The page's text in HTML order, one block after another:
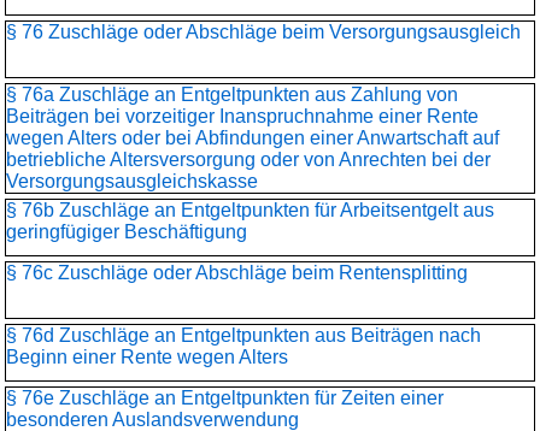
§ 76 Zuschläge oder Abschläge beim Versorgungsausgleich
§ 76a Zuschläge an Entgeltpunkten aus Zahlung von
Beiträgen bei vorzeitiger Inanspruchnahme einer Rente
wegen Alters oder bei Abfindungen einer Anwartschaft auf
betriebliche Altersversorgung oder von Anrechten bei der
Versorgungsausgleichskasse
§ 76b Zuschläge an Entgeltpunkten für Arbeitsentgelt aus
geringfügiger Beschäftigung
§ 76c Zuschläge oder Abschläge beim Rentensplitting
§ 76d Zuschläge an Entgeltpunkten aus Beiträgen nach
Beginn einer Rente wegen Alters
§ 76e Zuschläge an Entgeltpunkten für Zeiten einer
besonderen Auslandsverwendung